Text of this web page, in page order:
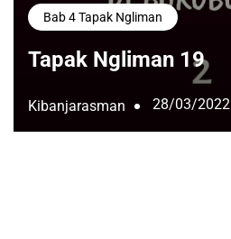
Bab 4 Tapak Ngliman
Tapak Ngliman 19
Kibanjarasman 28/03/2022